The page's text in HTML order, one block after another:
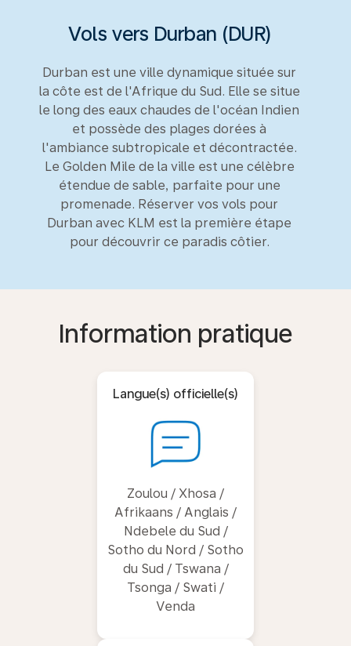
Vols vers Durban (DUR)
Durban est une ville dynamique située sur
la côte est de l'Afrique du Sud. Elle se situe
le long des eaux chaudes de l'océan Indien
et possède des plages dorées à
l'ambiance subtropicale et décontractée.
Le Golden Mile de la ville est une célèbre
étendue de sable, parfaite pour une
promenade. Réserver vos vols pour
Durban avec KLM est la première étape
pour découvrir ce paradis côtier.
Information pratique
Langue(s) officielle(s)
Zoulou / Xhosa /
Afrikaans / Anglais /
Ndebele du Sud /
Sotho du Nord / Sotho
du Sud / Tswana /
Tsonga / Swati /
Venda